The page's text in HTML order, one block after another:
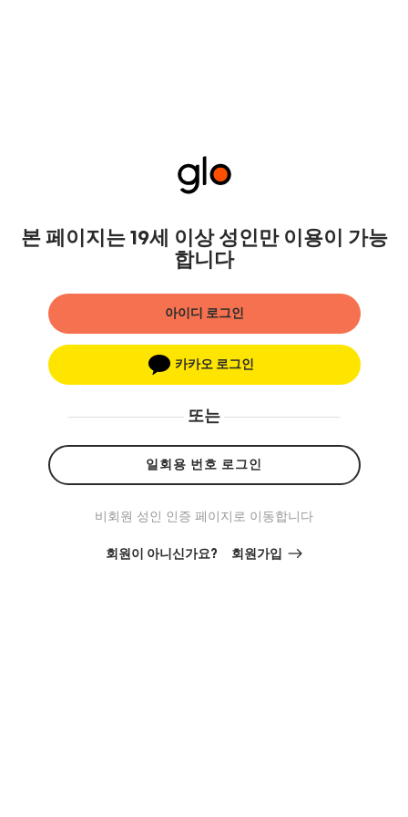
본 페이지는 19세 이상 성인만 이용이 가능
합니다
아이디 로그인
카카오 로그인
또는
일회용 번호 로그인
비회원 성인 인증 페이지로 이동합니다
회원이 아니신가요? 회원가입